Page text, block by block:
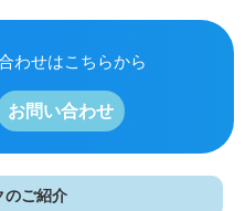
わせはこちらから
お問い合わせ
のご紹介